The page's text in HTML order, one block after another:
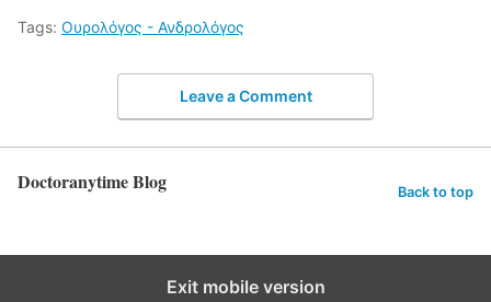
Tags: Ουρολόγος - Ανδρολόγος
Leave a Comment
Doctoranytime Blog Back to top
Exit mobile version